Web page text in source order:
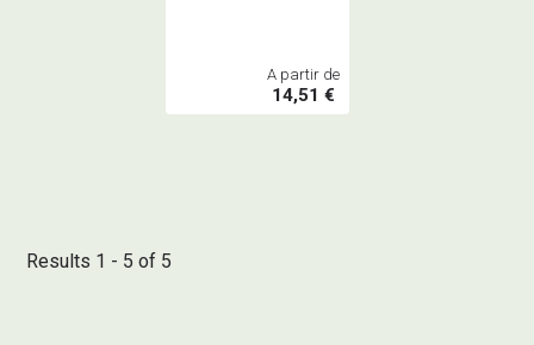
A partir de
14,51 €
Results 1 - 5 of 5